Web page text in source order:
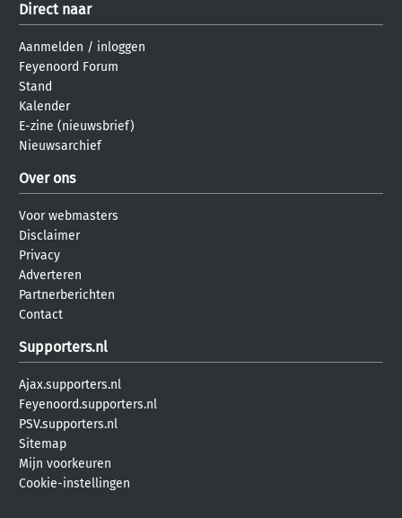
Direct naar
Aanmelden / inloggen
Feyenoord Forum
Stand
Kalender
E-zine (nieuwsbrief)
Nieuwsarchief
Over ons
Voor webmasters
Disclaimer
Privacy
Adverteren
Partnerberichten
Contact
Supporters.nl
Ajax.supporters.nl
Feyenoord.supporters.nl
PSV.supporters.nl
Sitemap
Mijn voorkeuren
Cookie-instellingen